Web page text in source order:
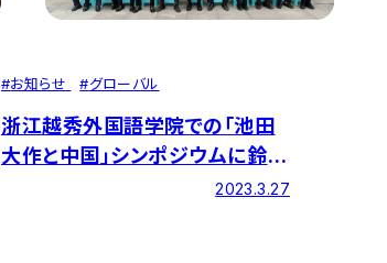
#お知らせ #グローバル
浙江越秀外国語学院での「池田
大作と中国」シンポジウムに鈴木
2023.3.27